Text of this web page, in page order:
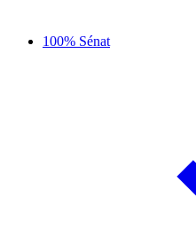
100% Sénat